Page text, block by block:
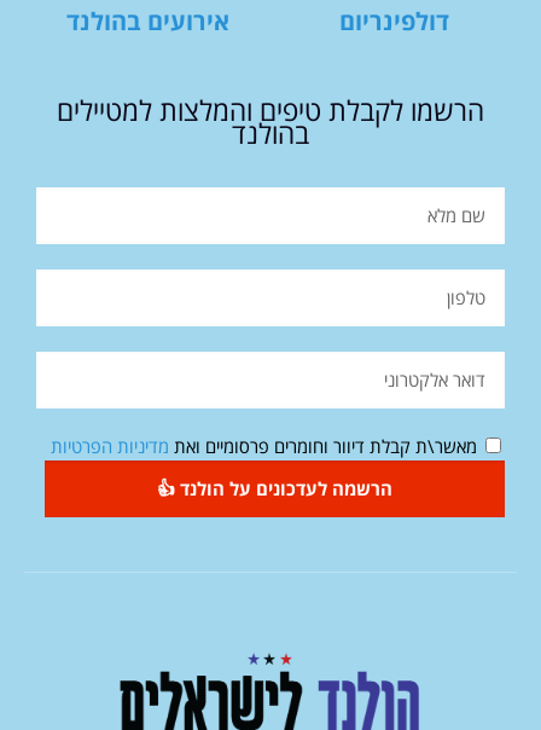
דולפינריום
אירועים בהולנד
הרשמו לקבלת טיפים והמלצות למטיילים
בהולנד
מאשר\ת קבלת דיוור וחומרים פרסומיים ואת מדיניות הפרטיות
הרשמה לעדכונים על הולנד 👍